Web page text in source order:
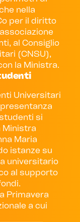
nella
per il diritto
al Consiglio
(CNSU),
la Ministra.
Universitari
si
Ministra
Maria
istanze su
universitario
al supporto
Primavera
a cui